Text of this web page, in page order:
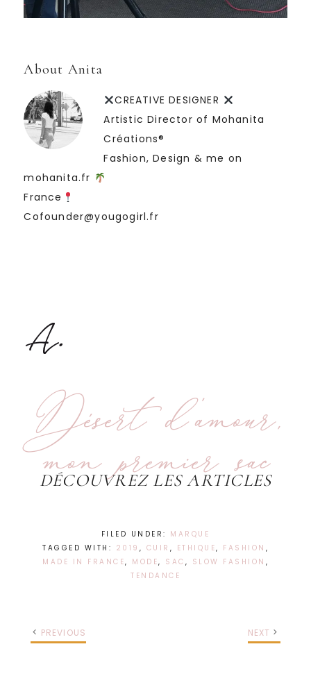
About Anita
CREATIVE DESIGNER
Artistic Director of Mohanita
Créations®
Fashion, Design & me on
mohanita.fr
France
Cofounder@yougogirl.fr
Désert d'amour,
mon premier sac
DÉCOUVREZ LES ARTICLES
FILED UNDER: MARQUE
TAGGED WITH: 2019 , CUIR , ETHIQUE, FASHION ,
MADE IN FRANCE, MODE, SAC , SLOW FASHION ,
TENDANCE
PREVIOUS NEXT